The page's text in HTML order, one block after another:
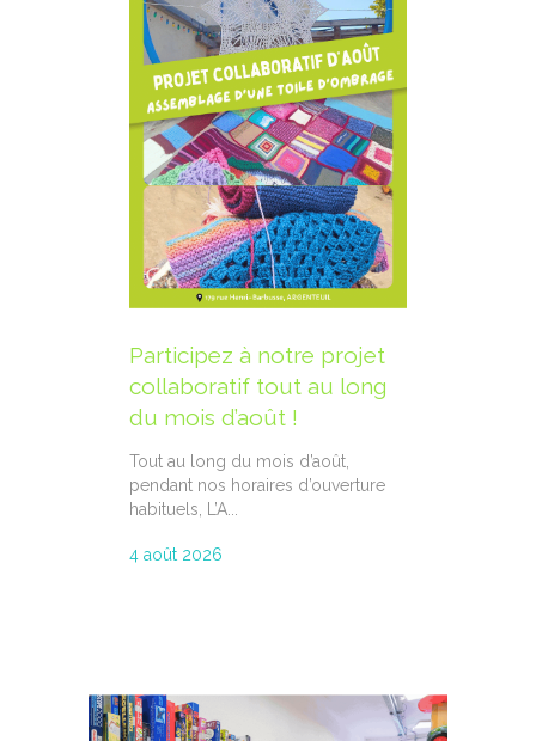
Participez à notre projet
collaboratif tout au long
du mois d’août !
Tout au long du mois d’août,
pendant nos horaires d’ouverture
habituels, L’A...
4 août 2026